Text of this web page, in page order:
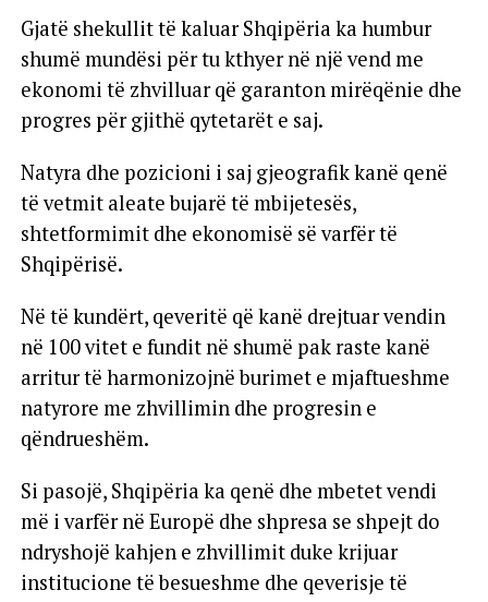
Gjatë shekullit të kaluar Shqipëria ka humbur
shumë mundësi për tu kthyer në një vend me
ekonomi të zhvilluar që garanton mirëqënie dhe
progres për gjithë qytetarët e saj.
Natyra dhe pozicioni i saj gjeografik kanë qenë
të vetmit aleate bujarë të mbijetesës,
shtetformimit dhe ekonomisë së varfër të
Shqipërisë.
Në të kundërt, qeveritë që kanë drejtuar vendin
në 100 vitet e fundit në shumë pak raste kanë
arritur të harmonizojnë burimet e mjaftueshme
natyrore me zhvillimin dhe progresin e
qëndrueshëm.
Si pasojë, Shqipëria ka qenë dhe mbetet vendi
më i varfër në Europë dhe shpresa se shpejt do
ndryshojë kahjen e zhvillimit duke krijuar
institucione të besueshme dhe qeverisje të